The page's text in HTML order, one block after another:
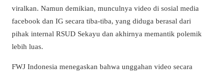
viralkan. Namun demikian, munculnya video di sosial media
facebook dan IG secara tiba-tiba, yang diduga berasal dari
pihak internal RSUD Sekayu dan akhirnya memantik polemik
lebih luas.
FWJ Indonesia menegaskan bahwa unggahan video secara